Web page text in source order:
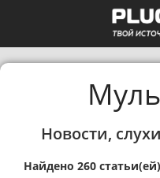
Новости,
Найдено 260